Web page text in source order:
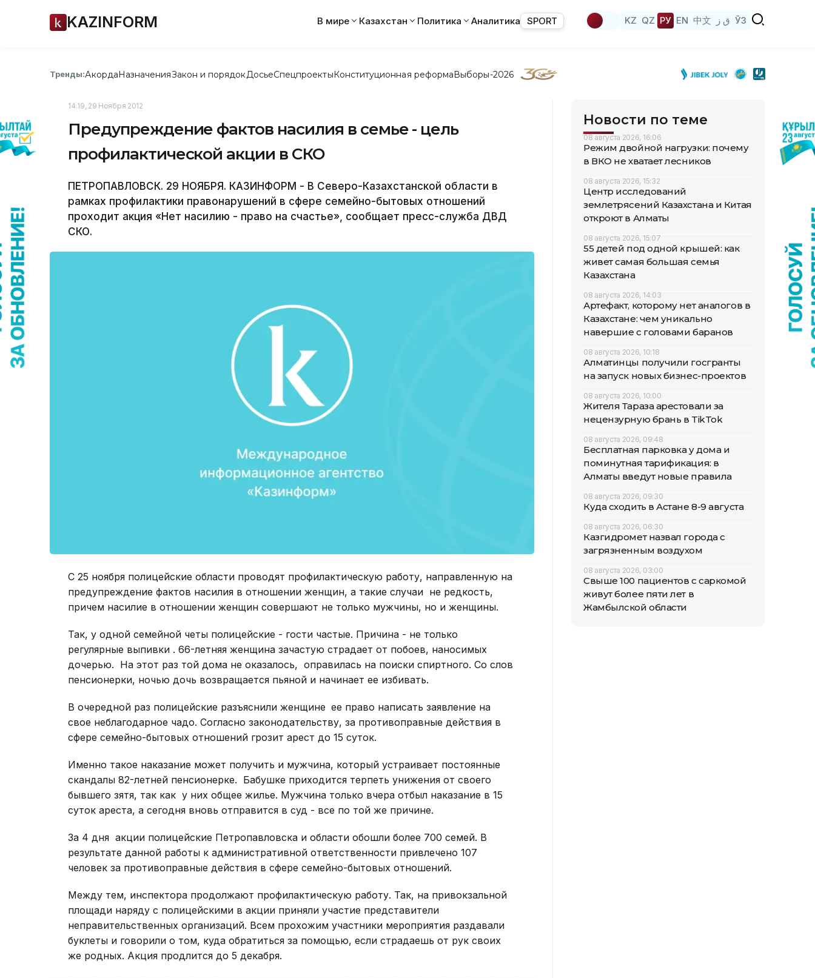
KAZINFORM В мире Казахстан Политика Аналитика SPORT KZ QZ РУ EN 中文 ق ز ЎЗ
Тренды:АкордаНазначенияЗакон и порядок ДосьеСпецпроектыКонституционная реформаВыборы-2026
14:19, 29 Ноября 2012
Предупреждение фактов насилия в семье - цель
профилактической акции в СКО
ПЕТРОПАВЛОВСК. 29 НОЯБРЯ. КАЗИНФОРМ - В Северо-Казахстанской области в
рамках профилактики правонарушений в сфере семейно-бытовых отношений
проходит акция «Нет насилию - право на счастье», сообщает пресс-служба ДВД
СКО.
С 25 ноября полицейские области проводят профилактическую работу, направленную на
предупреждение фактов насилия в отношении женщин, а такие случаи не редкость,
причем насилие в отношении женщин совершают не только мужчины, но и женщины.
Так, у одной семейной четы полицейские - гости частые. Причина - не только
регулярные выпивки . 66-летняя женщина зачастую страдает от побоев, наносимых
дочерью. На этот раз той дома не оказалось, оправилась на поиски спиртного. Со слов
пенсионерки, ночью дочь возвращается пьяной и начинает ее избивать.
В очередной раз полицейские разъяснили женщине ее право написать заявление на
свое неблагодарное чадо. Согласно законодательству, за противоправные действия в
сфере семейно-бытовых отношений грозит арест до 15 суток.
Именно такое наказание может получить и мужчина, который устраивает постоянные
скандалы 82-летней пенсионерке. Бабушке приходится терпеть унижения от своего
бывшего зятя, так как у них общее жилье. Мужчина только вчера отбыл наказание в 15
суток ареста, а сегодня вновь отправится в суд - все по той же причине.
За 4 дня акции полицейские Петропавловска и области обошли более 700 семей. В
результате данной работы к административной ответственности привлечено 107
человек за противоправные действия в сфере семейно-бытовых отношений.
Между тем, инспектора продолжают профилактическую работу. Так, на привокзальной
площади наряду с полицейскими в акции приняли участие представители
неправительственных организаций. Всем прохожим участники мероприятия раздавали
буклеты и говорили о том, куда обратиться за помощью, если страдаешь от рук своих
же родных. Акция продлится до 5 декабря.
Новости по теме
08 августа 2026, 16:06
Режим двойной нагрузки: почему
в ВКО не хватает лесников
08 августа 2026, 15:32
Центр исследований
землетрясений Казахстана и Китая
откроют в Алматы
08 августа 2026, 15:07
55 детей под одной крышей: как
живет самая большая семья
Казахстана
08 августа 2026, 14:03
Артефакт, которому нет аналогов в
Казахстане: чем уникально
навершие с головами баранов
08 августа 2026, 10:18
Алматинцы получили госгранты
на запуск новых бизнес-проектов
08 августа 2026, 10:00
Жителя Тараза арестовали за
нецензурную брань в TikTok
08 августа 2026, 09:48
Бесплатная парковка у дома и
поминутная тарификация: в
Алматы введут новые правила
08 августа 2026, 09:30
Куда сходить в Астане 8-9 августа
08 августа 2026, 06:30
Казгидромет назвал города с
загрязненным воздухом
08 августа 2026, 03:00
Свыше 100 пациентов с саркомой
живут более пяти лет в
Жамбылской области